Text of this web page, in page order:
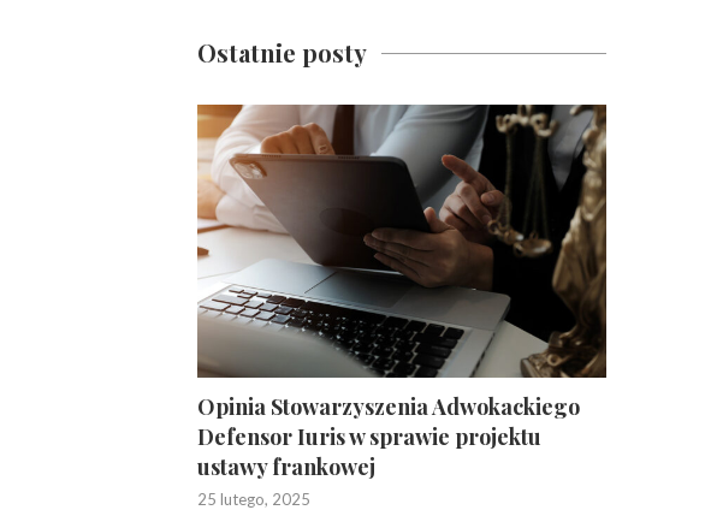
Ostatnie posty
Opinia Stowarzyszenia Adwokackiego
Defensor Iuris w sprawie projektu
ustawy frankowej
25 lutego, 2025